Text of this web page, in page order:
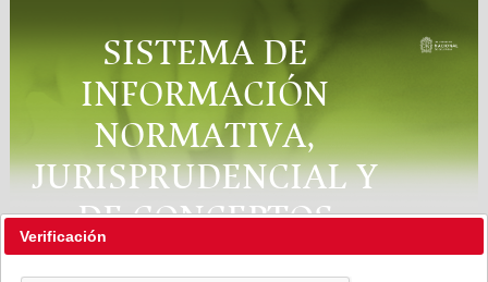
SISTEMA DE
INFORMACIÓN
NORMATIVA,
JURISPRUDENCIAL Y
DE CONCEPTOS
"RÉGIMEN LEGAL"
Verificación